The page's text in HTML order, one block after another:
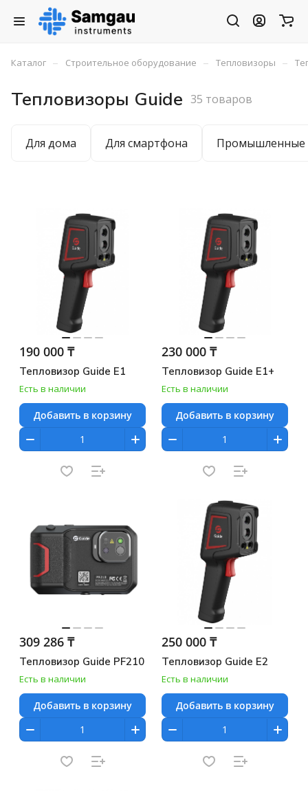
Каталог – Строительное оборудование – Тепловизоры –
Тепловизоры Guide 35 товаров
Для дома Для смартфона Промышленные
190 000 ₸
Тепловизор Guide E1
Есть в наличии
Добавить в корзину
230 000 ₸
Тепловизор Guide E1+
Есть в наличии
Добавить в корзину
309 286 ₸
Тепловизор Guide PF210
Есть в наличии
Добавить в корзину
250 000 ₸
Тепловизор Guide E2
Есть в наличии
Добавить в корзину